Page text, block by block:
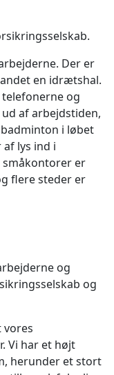
Der er
en idrætshal.
og
af arbejdstiden,
i løbet
lys ind i
småkontorer er
flere steder er
og
og
vores
Vi har et højt
herunder et stort